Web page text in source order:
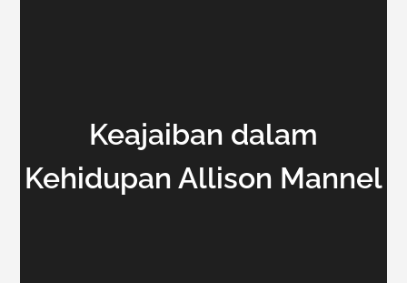
Keajaiban dalam
Kehidupan Allison Mannel